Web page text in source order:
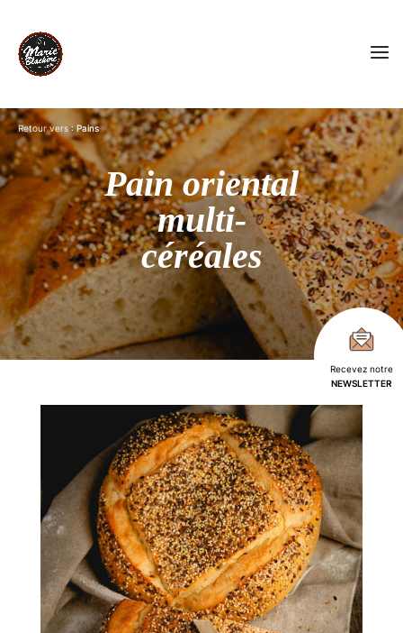
Retour vers :Pains
Pain oriental
multi-
céréales
Recevez notre
NEWSLETTER